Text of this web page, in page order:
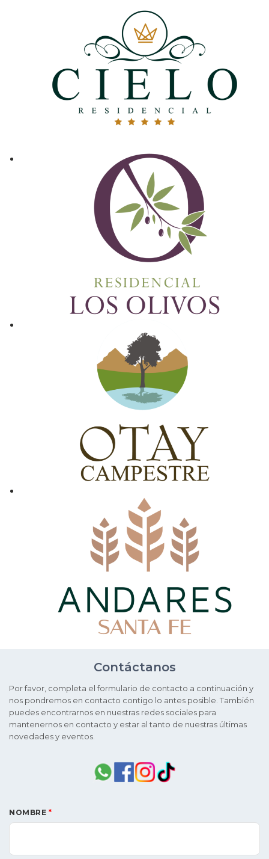
Contáctanos
Por favor, completa el formulario de contacto a continuación y
nos pondremos en contacto contigo lo antes posible. También
puedes encontrarnos en nuestras redes sociales para
mantenernos en contacto y estar al tanto de nuestras últimas
novedades y eventos.
NOMBRE *